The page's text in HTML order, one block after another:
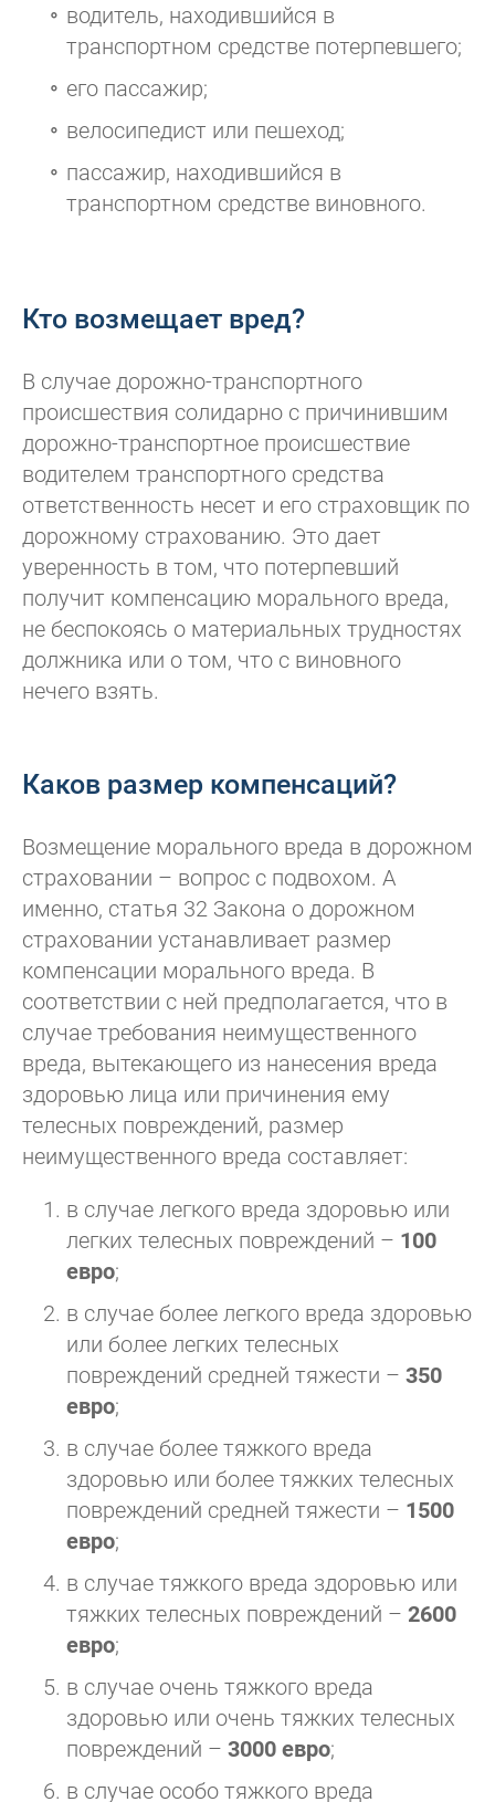
водитель, находившийся в
транспортном средстве потерпевшего;
его пассажир;
велосипедист или пешеход;
пассажир, находившийся в
транспортном средстве виновного.
Кто возмещает вред?
В случае дорожно-транспортного
происшествия солидарно с причинившим
дорожно-транспортное происшествие
водителем транспортного средства
ответственность несет и его страховщик по
дорожному страхованию. Это дает
уверенность в том, что потерпевший
получит компенсацию морального вреда,
не беспокоясь о материальных трудностях
должника или о том, что с виновного
нечего взять.
Каков размер компенсаций?
Возмещение морального вреда в дорожном
страховании – вопрос с подвохом. А
именно, статья 32 Закона о дорожном
страховании устанавливает размер
компенсации морального вреда. В
соответствии с ней предполагается, что в
случае требования неимущественного
вреда, вытекающего из нанесения вреда
здоровью лица или причинения ему
телесных повреждений, размер
неимущественного вреда составляет:
в случае легкого вреда здоровью или
легких телесных повреждений – 100
евро;
в случае более легкого вреда здоровью
или более легких телесных
повреждений средней тяжести – 350
евро;
в случае более тяжкого вреда
здоровью или более тяжких телесных
повреждений средней тяжести – 1500
евро;
в случае тяжкого вреда здоровью или
тяжких телесных повреждений – 2600
евро;
в случае очень тяжкого вреда
здоровью или очень тяжких телесных
повреждений – 3000 евро;
в случае особо тяжкого вреда